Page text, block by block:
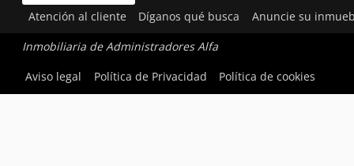
Atención al cliente Díganos qué busca Anuncie su
Inmobiliaria de Administradores Alfa
Aviso legal
Política de Privacidad Política de cookies